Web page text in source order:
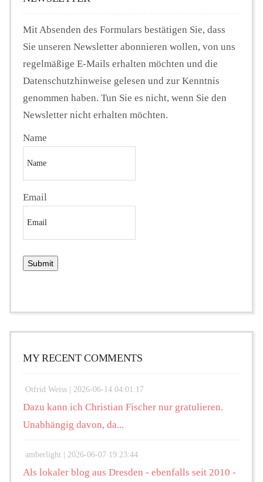
Mit Absenden des Formulars bestätigen Sie, dass
Sie unseren Newsletter abonnieren wollen, von uns
regelmäßige E-Mails erhalten möchten und die
Datenschutzhinweise gelesen und zur Kenntnis
genommen haben. Tun Sie es nicht, wenn Sie den
Newsletter nicht erhalten möchten.
Name
Email
MY RECENT COMMENTS
Otfrid Weiss | 2026-06-14 04:01:17
Dazu kann ich Christian Fischer nur gratulieren.
Unabhängig davon, da...
amberlight | 2026-06-07 19:23:44
Als lokaler blog aus Dresden - ebenfalls seit 2010 -